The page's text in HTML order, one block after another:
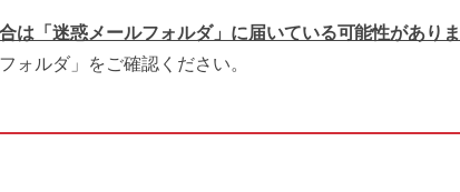
は「迷惑メールフォルダ」に届いている可能性があり
ォルダ」をご確認ください。